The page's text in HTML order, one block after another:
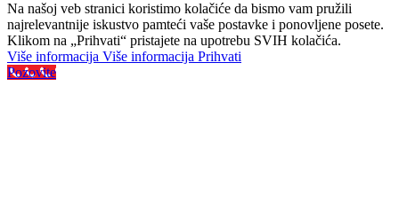
Na našoj veb stranici koristimo kolačiće da bismo vam pružili
najrelevantnije iskustvo pamteći vaše postavke i ponovljene posete.
Klikom na „Prihvati“ pristajete na upotrebu SVIH kolačića.
Više informacija Više informacija Prihvati
Pozovite